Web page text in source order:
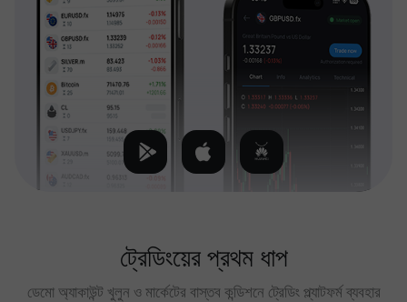
ট্রেডিংয়ের প্রথম ধাপ
ডেমো অ্যাকাউন্ট খুলুন ও মার্কেটের বাস্তব কন্ডিশনে ট্রেডিং প্ল্যাটফর্ম ব্যবহার